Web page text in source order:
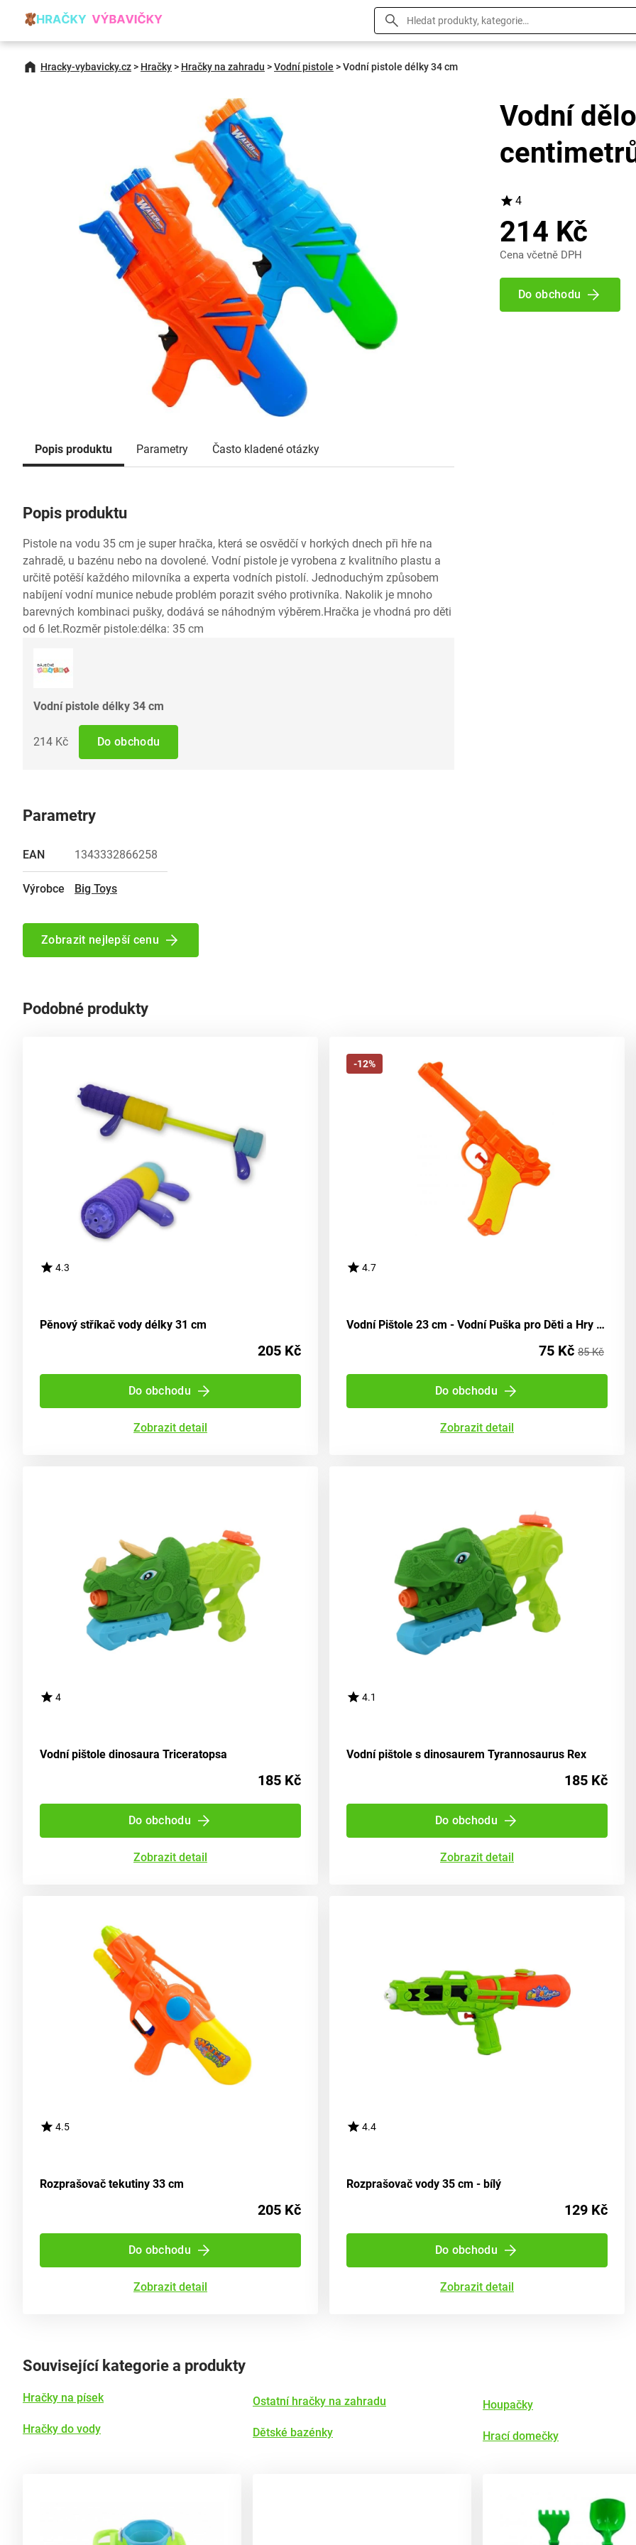
Hracky-vybavicky.cz> Hračky> Hračky na zahradu >Vodní pistole >Vodní pistole délky 34 cm
Popis produktu Parametry Často kladené otázky
Popis produktu
Pistole na vodu 35 cm je super hračka, která se osvědčí v horkých dnech při hře na
zahradě, u bazénu nebo na dovolené. Vodní pistole je vyrobena z kvalitního plastu a
určitě potěší každého milovníka a experta vodních pistolí. Jednoduchým způsobem
nabíjení vodní munice nebude problém porazit svého protivníka. Nakolik je mnoho
barevných kombinaci pušky, dodává se náhodným výběrem.Hračka je vhodná pro děti
od 6 let.Rozměr pistole:délka: 35 cm
Vodní pistole délky 34 cm
214 Kč Do obchodu
Parametry
EAN 1343332866258
Výrobce Big Toys
Zobrazit nejlepší cenu
Vodní
4
214 Kč
Cena včetně DPH
Do obchodu
Podobné produkty
4.3
Pěnový stříkač vody délky 31 cm
205 Kč
Do obchodu
Zobrazit detail
-12%
4.7
Vodní Pištole 23 cm - Vodní Puška pro Děti a Hry se Zavlažováním
75 Kč 85 Kč
Do obchodu
Zobrazit detail
4
Vodní pištole dinosaura Triceratopsa
185 Kč
Do obchodu
Zobrazit detail
4.1
Vodní pištole s dinosaurem Tyrannosaurus Rex
185 Kč
Do obchodu
Zobrazit detail
4.5
Rozprašovač tekutiny 33 cm
205 Kč
Do obchodu
Zobrazit detail
4.4
Rozprašovač vody 35 cm - bílý
129 Kč
Do obchodu
Zobrazit detail
Související kategorie a produkty
Hračky na písek
Hračky do vody
Ostatní hračky na zahradu
Dětské bazénky
Houpačky
Hrací domečky